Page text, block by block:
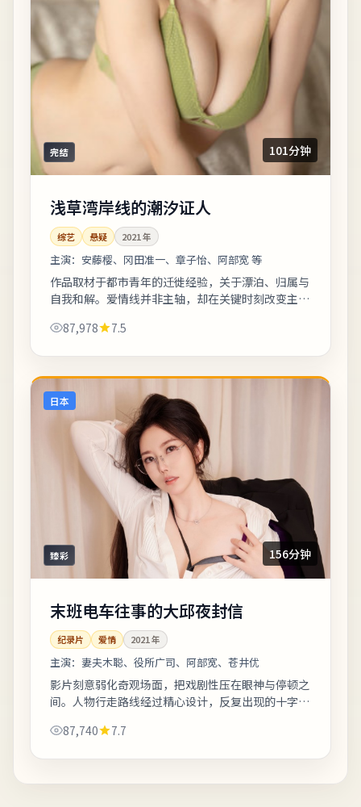
完结 101分钟
浅草湾岸线的潮汐证人
综艺 悬疑 2021年
主演： 安藤樱、冈田准一、章子怡、阿部宽 等
作品取材于都市青年的迁徙经验，关于漂泊、归属与
自我和解。爱情线并非主轴，却在关键时刻改变主角
多前后呼应。《浅草湾岸线的潮汐证人》是...
87,978 7.5
日本
臻彩 156分钟
末班电车往事的大邱夜封信
纪录片 爱情 2021年
主演： 妻夫木聪、役所广司、阿部宽、苍井优
影片刻意弱化奇观场面，把戏剧性压在眼神与停顿之
间。人物行走路线经过精心设计，反复出现的十字路
群请酌情观看。《末班电车往事的大邱夜封...
87,740 7.7